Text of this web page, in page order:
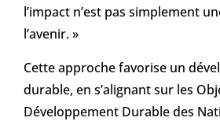
l’impact n’est pas simplement
l’avenir. »
Cette approche favorise un
durable, en s’alignant sur les
Développement Durable des